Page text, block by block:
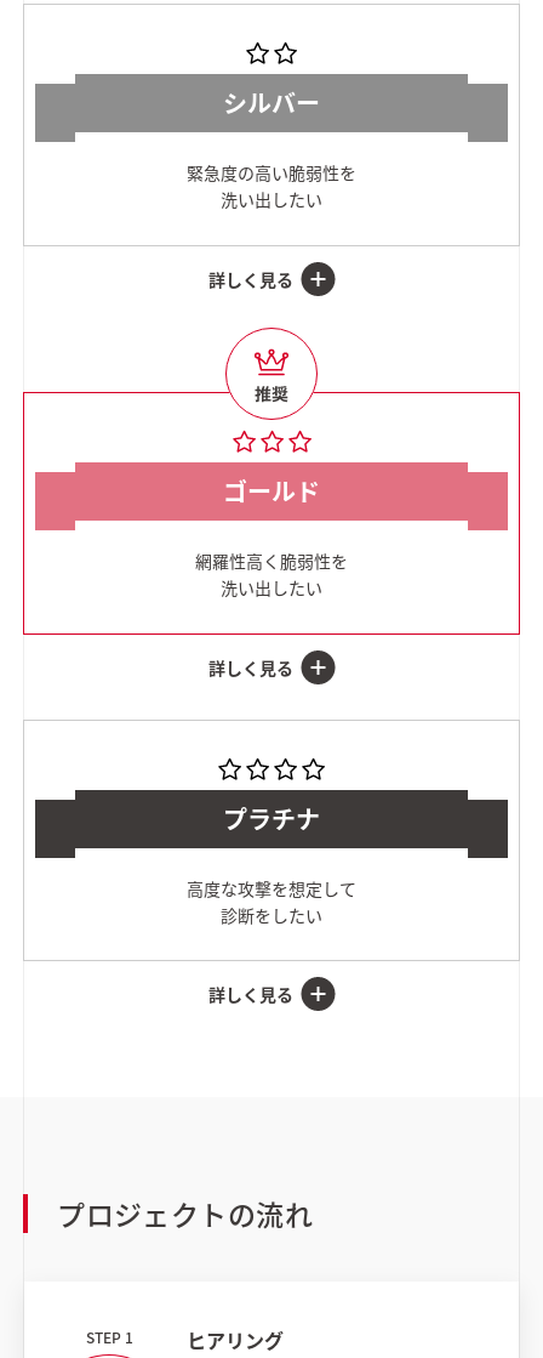
シルバー
緊急度の高い脆弱性を
洗い出したい
ゴールド
網羅性高く脆弱性を
洗い出したい
プラチナ
高度な攻撃を想定して
診断をしたい
プロジェクトの流れ
ヒアリング